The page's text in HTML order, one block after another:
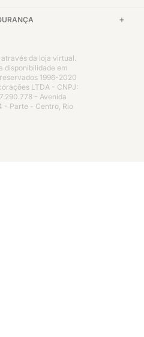
da loja virtual.
disponibilidade em
1996-2020
LTDA - CNPJ:
- Avenida
- Parte - Centro, Rio